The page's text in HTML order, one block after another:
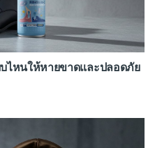
บไหนให้หายขาดและปลอดภัย